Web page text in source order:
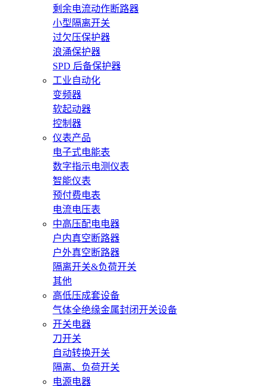
剩余电流动作断路器
小型隔离开关
过欠压保护器
浪涌保护器
SPD 后备保护器
工业自动化
变频器
软起动器
控制器
仪表产品
电子式电能表
数字指示电测仪表
智能仪表
预付费电表
电流电压表
中高压配电电器
户内真空断路器
户外真空断路器
隔离开关&负荷开关
其他
高低压成套设备
气体全绝缘金属封闭开关设备
开关电器
刀开关
自动转换开关
隔离、负荷开关
电源电器